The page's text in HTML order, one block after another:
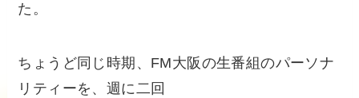
た。
ちょうど同じ時期、FM大阪の生番組のパーソナ
リティーを、週に二回